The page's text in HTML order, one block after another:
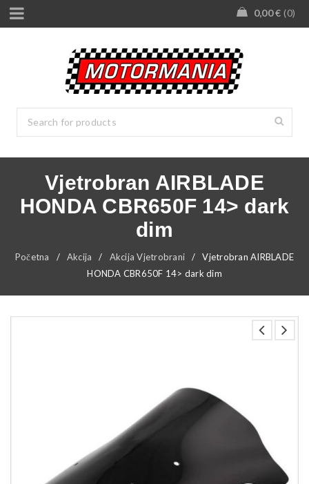
0,00€ 0
Vjetrobran AIRBLADE
HONDA CBR650F 14> dark
dim
Početna / Akcija / Akcija Vjetrobrani /
Vjetrobran AIRBLADE
HONDA CBR650F 14> dark dim